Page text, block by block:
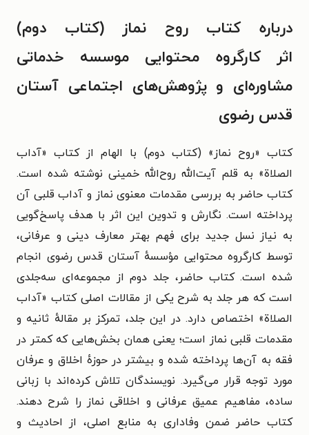
درباره کتاب روح نماز (کتاب دوم)
اثر کارگروه محتوایی موسسه خدماتی
مشاوره‌ای و پژوهش‌های اجتماعی آستان
قدس رضوی
کتاب «روح نماز» (کتاب دوم) با الهام از کتاب «آداب
الصلاة» به قلم آیت‌الله روح‌الله خمینی نوشته شده است.
کتاب حاضر به بررسی مقدمات معنوی نماز و آداب قلبی آن
پرداخته است. نگارش و تدوین این اثر با هدف پاسخ‌گویی
به نیاز نسل جدید برای فهم بهتر معارف دینی و عرفانی،
توسط کارگروه محتوایی مؤسسهٔ آستان قدس رضوی انجام
شده است. کتاب حاضر، جلد دوم از مجموعه‌ای سه‌جلدی
است که هر جلد به شرح یکی از مقالات اصلی کتاب «آداب
الصلاة» اختصاص دارد. در این جلد، تمرکز بر مقالهٔ ثانیه و
مقدمات قلبی نماز است؛ یعنی همان بخش‌هایی که کمتر در
فقه به آن‌ها پرداخته شده و بیشتر در حوزهٔ اخلاق و عرفان
مورد توجه قرار می‌گیرد. نویسندگان تلاش کرده‌اند با زبانی
ساده، مفاهیم عمیق عرفانی و اخلاقی نماز را شرح دهند.
کتاب حاضر ضمن وفاداری به منابع اصلی، از احادیث و